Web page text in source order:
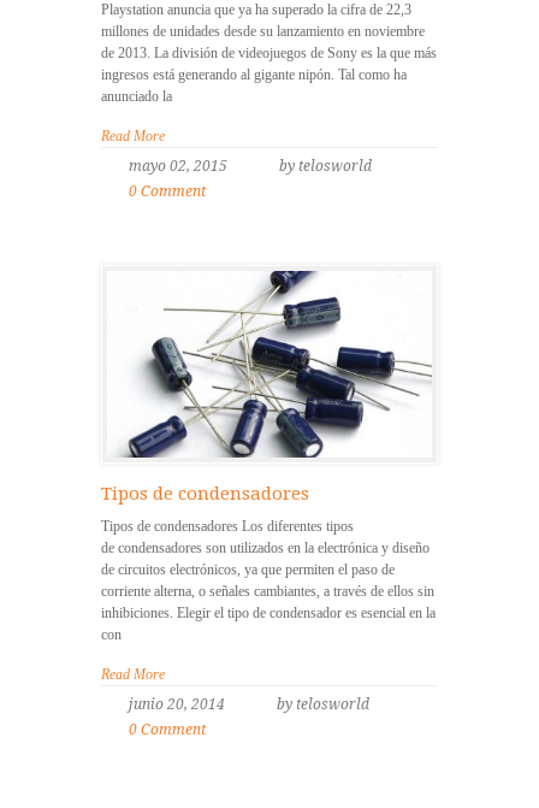
Playstation anuncia que ya ha superado la cifra de 22,3
millones de unidades desde su lanzamiento en noviembre
de 2013. La división de videojuegos de Sony es la que más
ingresos está generando al gigante nipón. Tal como ha
anunciado la
Read More
mayo 02, 2015
by telosworld
0 Comment
Tipos de condensadores
Tipos de condensadores Los diferentes tipos
de condensadores son utilizados en la electrónica y diseño
de circuitos electrónicos, ya que permiten el paso de
corriente alterna, o señales cambiantes, a través de ellos sin
inhibiciones. Elegir el tipo de condensador es esencial en la
con
Read More
junio 20, 2014
by telosworld
0 Comment